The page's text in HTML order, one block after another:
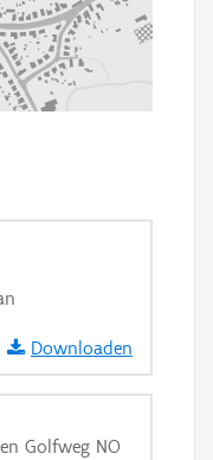
Downloaden
Golfweg NO